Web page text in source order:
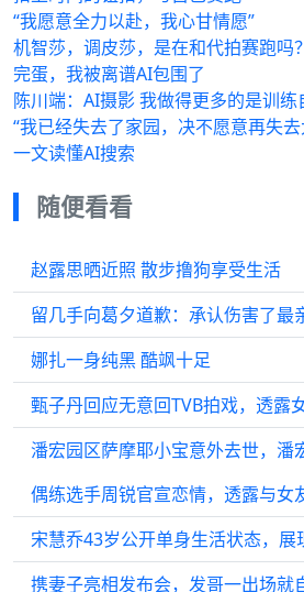
“我愿意全力以赴，我心甘情愿”
机智莎，调皮莎，是在和代拍赛跑吗？
完蛋，我被离谱AI包围了
陈川端：AI摄影 我做得更多的是训练
“我已经失去了家园，决不愿意再失去
一文读懂AI搜索
随便看看
赵露思晒近照 散步撸狗享受生活
留几手向葛夕道歉：承认伤害了最
娜扎一身纯黑 酷飒十足
潘宏园区萨摩耶小宝意外去世，潘
宋慧乔43岁公开单身生活状态，展